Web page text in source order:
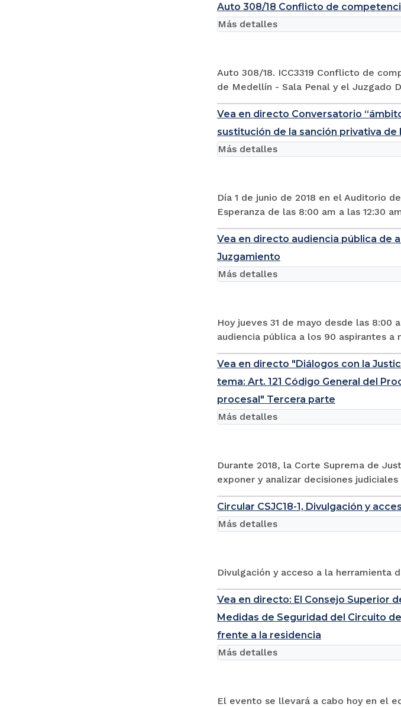
Auto 308/18 Conflicto de
Auto 308/18. ICC3319 Conflicto de
de Medellín - Sala Penal y el Juzgado
Más detalles
Vea en directo Conversatorio
sustitución de la sanción privativa
Día 1 de junio de 2018 en el Auditorio
Esperanza de las 8:00 am a las 12:30
Más detalles
Vea en directo audiencia pública de
Juzgamiento
Hoy jueves 31 de mayo desde las 8:00
audiencia pública a los 90 aspirantes a
Más detalles
Vea en directo "Diálogos con la
tema: Art. 121 Código General del
procesal" Tercera parte
Durante 2018, la Corte Suprema de
exponer y analizar decisiones
Más detalles
Circular CSJC18-1, Divulgación y
Divulgación y acceso a la herramienta
Más detalles
Vea en directo: El Consejo Superior
Medidas de Seguridad del Circuito
frente a la residencia
El evento se llevará a cabo hoy en el
Más detalles